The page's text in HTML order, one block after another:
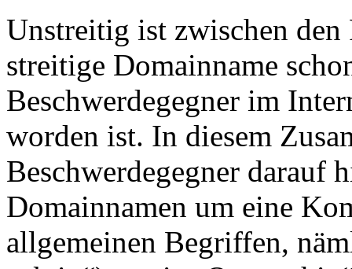
Unstreitig ist zwischen den
streitige Domainname
Beschwerdegegner im
worden ist. In diesem
Beschwerdegegner darauf
Domainnamen um eine
allgemeinen Begriffen,